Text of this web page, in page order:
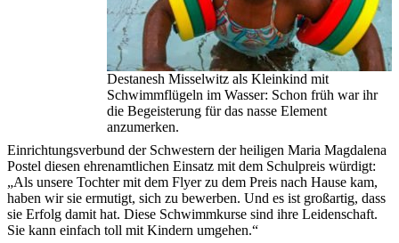
Destanesh Misselwitz als Kleinkind mit
Schwimmflügeln im Wasser: Schon früh war ihr
die Begeisterung für das nasse Element
anzumerken.
Einrichtungsverbund der Schwestern der heiligen Maria Magdalena
Postel diesen ehrenamtlichen Einsatz mit dem Schulpreis würdigt:
„Als unsere Tochter mit dem Flyer zu dem Preis nach Hause kam,
haben wir sie ermutigt, sich zu bewerben. Und es ist großartig, dass
sie Erfolg damit hat. Diese Schwimmkurse sind ihre Leidenschaft.
Sie kann einfach toll mit Kindern umgehen.“